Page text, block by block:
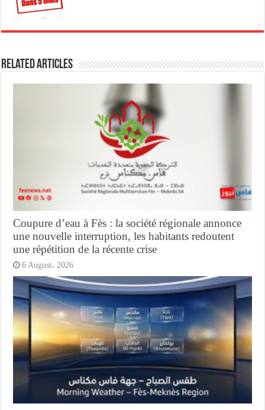
Related Articles
Coupure d’eau à Fès : la société régionale annonce
une nouvelle interruption, les habitants redoutent
une répétition de la récente crise
6 August، 2026